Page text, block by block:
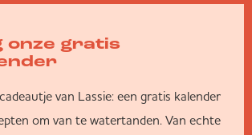
onze gratis
van Lassie: een gratis kalender
om van te watertanden. Van echte